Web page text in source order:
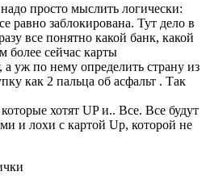
просто мыслить логически:
равно заблокирована. Тут дело в
все понятно какой банк, какой
более сейчас карты
уж по нему определить страну из
как 2 пальца об асфальт . Так
хотят UP и.. Все. Все будут
и лохи с картой Up, которой не